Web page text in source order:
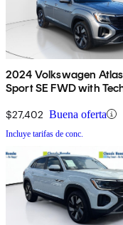
2024 Volkswagen
Sport SE FWD with
$27,402 Buena oferta
Incluye tarifas de conc.